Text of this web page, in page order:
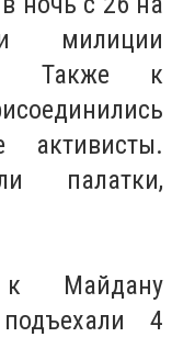
милиции
Также к
активисты.
палатки,
Майдану
4